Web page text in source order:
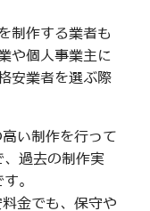
制作する業者も
や個人事業主に
安業者を選ぶ際
い制作を行って
、過去の制作実
。
金でも、保守や